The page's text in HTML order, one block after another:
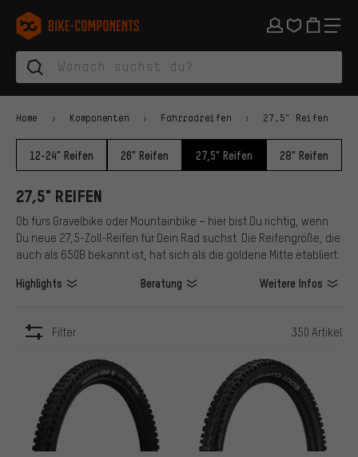
Zur Hauptnavigation springen
Zur Kategorienavigation springen
Zum Inhalt springen
Zu Marken und Newsletter springen
Zur Fußzeile springen
bike-components.de Startseite
Home Komponenten Fahrradreifen 27,5" Reifen
12-24" Reifen 26" Reifen 27,5" Reifen 28" Reifen
27,5" REIFEN
Ob fürs Gravelbike oder Mountainbike – hier bist Du richtig, wenn
Du neue 27,5-Zoll-Reifen für Dein Rad suchst. Die Reifengröße, die
auch als 650B bekannt ist, hat sich als die goldene Mitte etabliert.
Highlights Beratung Weitere Infos
Filter 350 Artikel